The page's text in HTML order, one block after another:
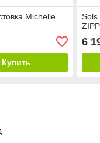
Michelle
Купить
Sols
6